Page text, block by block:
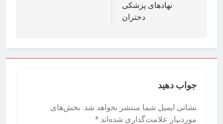
نهادهای پزشکی
دختران
جواب دهید
نشانی ایمیل شما منتشر نخواهد شد. بخش‌های
موردنیاز علامت‌گذاری شده‌اند *